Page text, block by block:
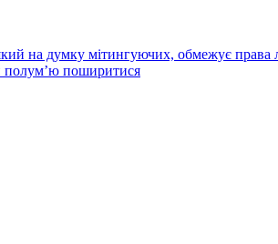
на думку мітингуючих, обмежує права
полум’ю поширитися